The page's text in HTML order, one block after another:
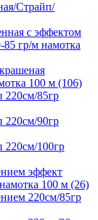
Страйп/
с эффектом
85 гр/м намотка
100 м (106)
85гр
90гр
100гр
эффект
100 м (26)
220см/85гр